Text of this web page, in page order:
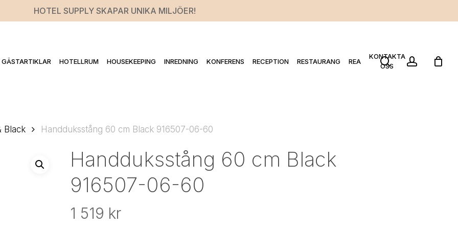
HOTEL SUPPLY SKAPAR UNIKA MILJÖER!
GÄSTARTIKLAR HOTELLRUM HOUSEKEEPING INREDNING KONFERENS RECEPTION RESTAURANG REA
KONTAKTA
OSSsearchaccount
Black Handduksstång 60 cm Black 916507-06-60
Handduksstång 60 cm Black
916507-06-60
1 519 kr